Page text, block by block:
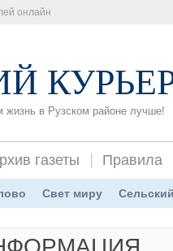
онлайн
жизнь в Рузском районе лучше!
газеты Правила
Свет миру